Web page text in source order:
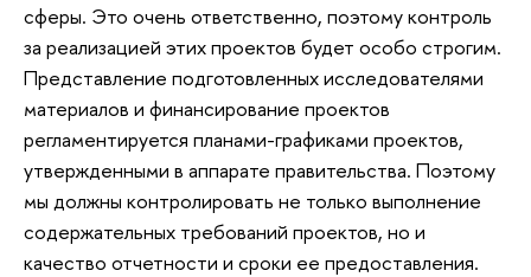
сферы. Это очень ответственно, поэтому контроль
за реализацией этих проектов будет особо строгим.
Представление подготовленных исследователями
материалов и финансирование проектов
регламентируется планами-графиками проектов,
утвержденными в аппарате правительства. Поэтому
мы должны контролировать не только выполнение
содержательных требований проектов, но и
качество отчетности и сроки ее предоставления.